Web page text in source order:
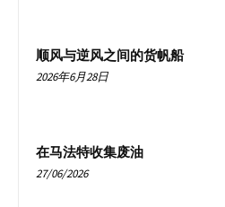
顺风与逆风之间的货帆船
2026年6月28日
在马法特收集废油
27/06/2026